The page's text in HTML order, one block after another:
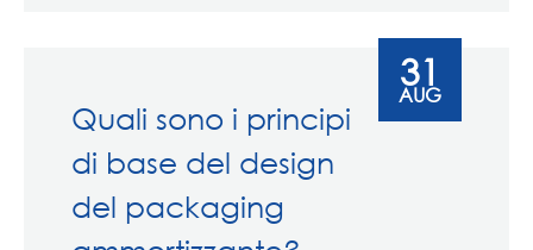
Quali sono i principi
di base del design
del packaging
31
AUG